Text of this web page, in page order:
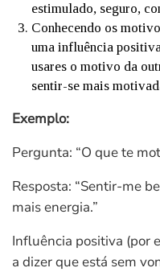
estimulado, seguro,
Conhecendo os
uma influência
usares o motivo da
sentir-se mais
Exemplo:
Pergunta: “O que te
Resposta: “Sentir-me
mais energia.”
Influência positiva (por
a dizer que está sem